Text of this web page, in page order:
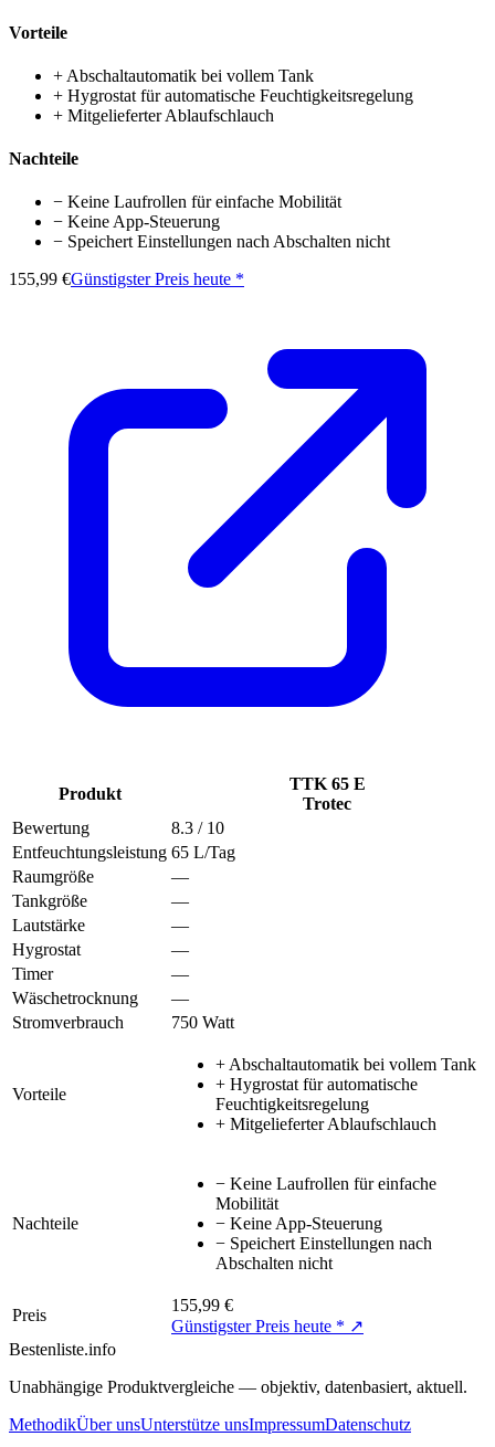
Vorteile
+ Abschaltautomatik bei vollem Tank
+ Hygrostat für automatische Feuchtigkeitsregelung
+ Mitgelieferter Ablaufschlauch
Nachteile
− Keine Laufrollen für einfache Mobilität
− Keine App-Steuerung
− Speichert Einstellungen nach Abschalten nicht
155,99 €Günstigster Preis heute *
Produkt
TTK 65 E
Trotec
Bewertung
8.3 / 10
Entfeuchtungsleistung 65 L/Tag
Raumgröße
—
Tankgröße
—
Lautstärke
—
Hygrostat
—
Timer
—
Wäschetrocknung
—
Stromverbrauch
750 Watt
Vorteile
+ Abschaltautomatik bei vollem Tank
+ Hygrostat für automatische
Feuchtigkeitsregelung
+ Mitgelieferter Ablaufschlauch
Nachteile
− Keine Laufrollen für einfache
Mobilität
− Keine App-Steuerung
− Speichert Einstellungen nach
Abschalten nicht
Preis
155,99 €
Günstigster Preis heute * ↗
Bestenliste.info
Unabhängige Produktvergleiche — objektiv, datenbasiert, aktuell.
MethodikÜber unsUnterstütze unsImpressumDatenschutz